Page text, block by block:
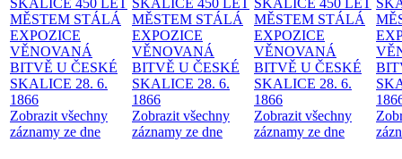
SKALICE 450 LET
MĚSTEM STÁLÁ
EXPOZICE
VĚNOVANÁ
BITVĚ U ČESKÉ
SKALICE 28. 6.
1866
Zobrazit všechny
záznamy ze dne
SKALICE 450 LET
MĚSTEM STÁLÁ
EXPOZICE
VĚNOVANÁ
BITVĚ U ČESKÉ
SKALICE 28. 6.
1866
Zobrazit všechny
záznamy ze dne
SKALICE 450 LET
MĚSTEM STÁLÁ
EXPOZICE
VĚNOVANÁ
BITVĚ U ČESKÉ
SKALICE 28. 6.
1866
Zobrazit všechny
záznamy ze dne